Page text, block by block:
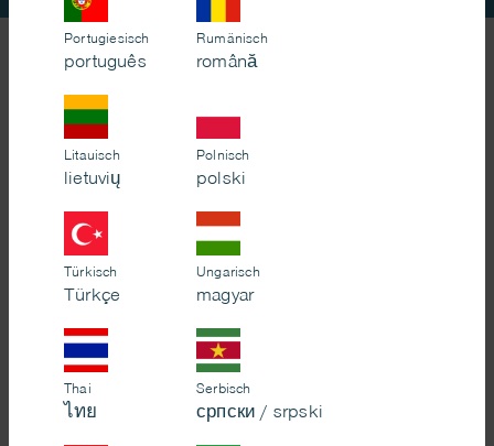
Gemeinsam handeln
gegen Menschenhandel
contra ist die Fachstelle gegen Frauenhandel in Schleswig-
Holstein. Die Arbeit wird finanziert durch das
Gleichstellung des Landes Schleswig-Holstein
Evangelisch-Lutherische Kirche in Norddeutschland
contra ist in der Beratungslandschaft Schleswig-Holsteins die
Unterstützung von Frauen-/Menschenhandel betroffener
Personen spezialisiert ist. Die Fachstelle contra hat ihren Sitz in
Kiel und organisiert von dort aus die mobile Beratung und
Aktivitäten für ganz Schleswig-Holstein.
Portugiesisch
português
Rumänisch
română
Litauisch
lietuvių
Polnisch
polski
Türkisch
Türkçe
Ungarisch
magyar
Thai
ไทย
Serbisch
српски / srpski